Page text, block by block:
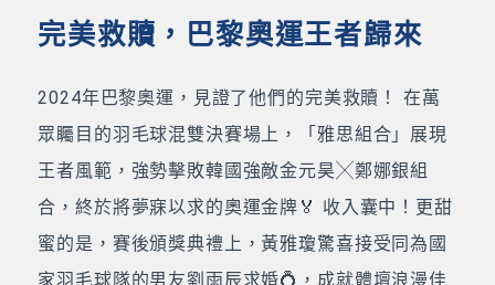
完美救贖，巴黎奧運王者歸來
2024年巴黎奧運，見證了他們的完美救贖！ 在萬
眾矚目的羽毛球混雙決賽場上，「雅思組合」展現
王者風範，強勢擊敗韓國強敵金元昊╳鄭娜銀組
合，終於將夢寐以求的奧運金牌🏅 收入囊中！更甜
蜜的是，賽後頒獎典禮上，黃雅瓊驚喜接受同為國
家羽毛球隊的男友劉雨辰求婚💍，成就體壇浪漫佳